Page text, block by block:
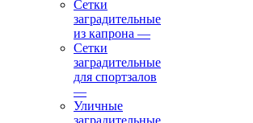
Сетки
заградительные
из капрона —
Сетки
заградительные
для спортзалов
—
Уличные
заградительные